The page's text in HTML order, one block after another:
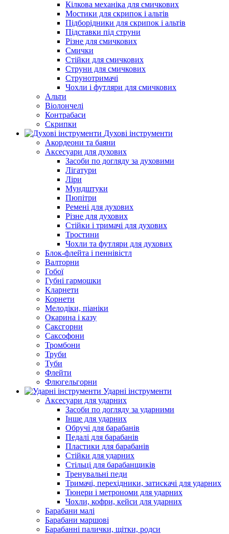
Кілкова механіка для смичкових
Мостики для скрипок і альтів
Підборiдники для скрипок і альтів
Підставки під струни
Різне для смичкових
Смички
Стійки для смичкових
Струни для смичкових
Струнотримачі
Чохли і футляри для смичкових
Альти
Віолончелі
Контрабаси
Скрипки
Духові інструменти
Акордеони та баяни
Аксесуари для духових
Засоби по догляду за духовими
Лігатури
Ліри
Мундштуки
Пюпітри
Ремені для духових
Різне для духових
Стійки і тримачі для духових
Тростини
Чохли та футляри для духових
Блок-флейта і пеннівістл
Валторни
Гобої
Губні гармошки
Кларнети
Корнети
Мелодіки, піаніки
Окарина і казу
Саксгорни
Саксофони
Тромбони
Труби
Туби
Флейти
Флюгельгорни
Ударні інструменти
Аксесуари для ударних
Засоби по догляду за ударними
Інше для ударних
Обручі для барабанів
Педалі для барабанів
Пластики для барабанів
Стійки для ударних
Стільці для барабанщиків
Тренувальні педи
Тримачі, перехідники, затискачі для ударних
Тюнери і метрономи для ударних
Чохли, кофри, кейси для ударних
Барабани малі
Барабани маршові
Барабанні палички, щітки, родси